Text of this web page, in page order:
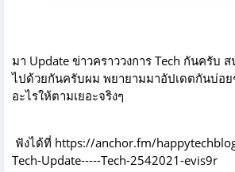
มา Update ข่าวคราววงการ Tech กันครับ
ไปด้วยกันครับผม พยายามมาอัปเดตกันบ่อย
อะไรให้ตามเยอะจริงๆ
ฟังได้ที่ https://anchor.fm/
Tech-Update-----Tech-2542021-evis9r